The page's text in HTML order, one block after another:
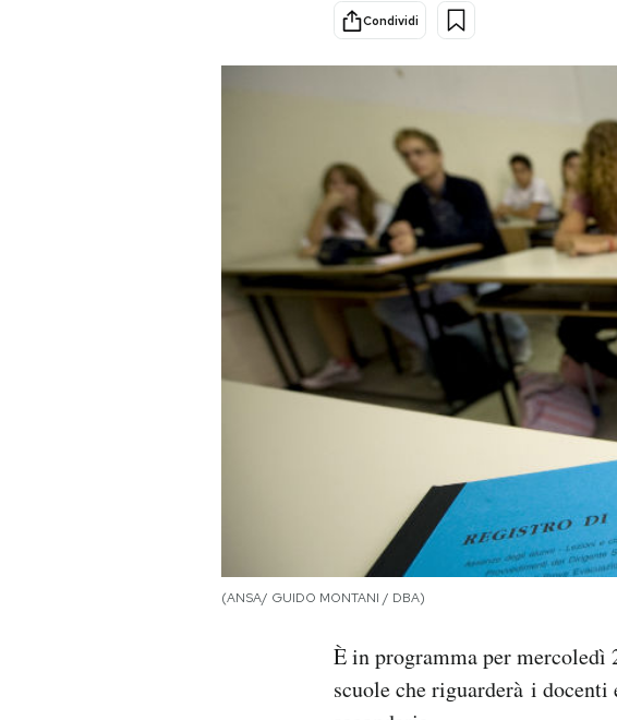
Altrecose
Mondiali calcio 2026
Condividi
(ANSA/ GUIDO MONTANI / DBA)
È in programma per mercoledì
scuole che riguarderà i